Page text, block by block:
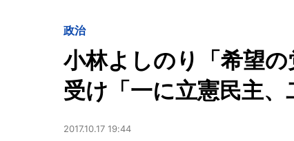
政治
小林よしのり「希望
受け「一に立憲民主、
2017.10.17 19:44